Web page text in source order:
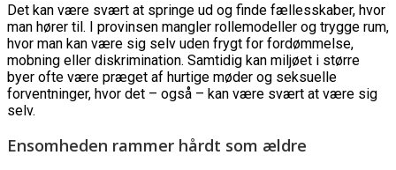
Det kan være svært at springe ud og finde fællesskaber, hvor
man hører til. I provinsen mangler rollemodeller og trygge rum,
hvor man kan være sig selv uden frygt for fordømmelse,
mobning eller diskrimination. Samtidig kan miljøet i større
byer ofte være præget af hurtige møder og seksuelle
forventninger, hvor det – også – kan være svært at være sig
selv.
Ensomheden rammer hårdt som ældre